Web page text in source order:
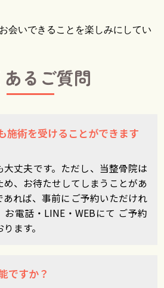
会いできることを楽しみにしてい
あるご質問
施術を受けることができます
大丈夫です。ただし、当整骨院は
め、お待たせしてしまうことがあ
あれば、事前にご予約いただけれ
お電話・LINE・WEBにて ご予約
ます。
ですか？